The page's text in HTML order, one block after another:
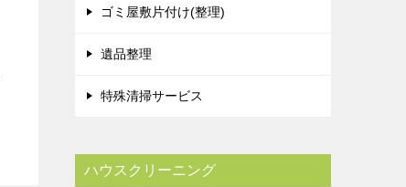
ゴミ屋敷片付け(整理)
遺品整理
特殊清掃サービス
ハウスクリーニング